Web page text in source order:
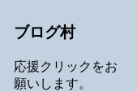
ブログ村
応援クリックをお
願いします。